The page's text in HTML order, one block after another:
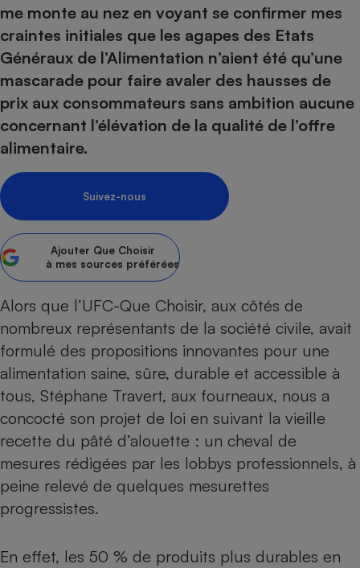
me monte au nez en voyant se confirmer mes
craintes initiales que les agapes des Etats
Généraux de l’Alimentation n’aient été qu’une
mascarade pour faire avaler des hausses de
prix aux consommateurs sans ambition aucune
concernant l’élévation de la qualité de l’offre
alimentaire.
Suivez-nous
Ajouter Que Choisir
à mes sources préférées
Alors que l’UFC-Que Choisir, aux côtés de
nombreux représentants de la société civile, avait
formulé des propositions innovantes pour une
alimentation saine, sûre, durable et accessible à
tous, Stéphane Travert, aux fourneaux, nous a
concocté son projet de loi en suivant la vieille
recette du pâté d’alouette : un cheval de
mesures rédigées par les lobbys professionnels, à
peine relevé de quelques mesurettes
progressistes.
En effet, les 50 % de produits plus durables en
Sécurité - Hygiène
Supermarché - Drive
Complément
alimentaire
Assurance
Banque - Crédit
Epargne - Fiscalité
Assurance emprunteur
Circulation routière
Contrôle technique -
Pièce détachée
Comparateur auto
Supermarché - Drive
Comparatif
Comparatif plaque à
Comparatif climatiseur
Comparatif aspirateur
Comparatif aspirateur
Comparatif centrale
Gros électroménager
Petit électroménager -
Comparatif casque audio
Comparatif barre de son
Comparatif ordinateur
Comparatif ultrabook
Comparatif tablette
Informatique
Internet
Téléphonie
Crédit immobilier
Comparatif tondeuse
Comparatif poêle à
Aménagement
Sécurité domestique
Maladie - Médecine -
Système de santé -
Mutuelle
Maison de retraite
Choisir son fioul
Choisir son pellet
Comparateur assurance emprunteur
Energie Moins Chère Ensemble
Speedtest - Testez le débit de votre
connexion Internet